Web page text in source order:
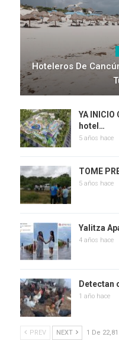
Hoteleros De
YA INICIO
hotel…
5 años hace
TOME
5 años hace
Yalitza
4 años hace
Detectan
1 año hace
PREV NEXT 1 De